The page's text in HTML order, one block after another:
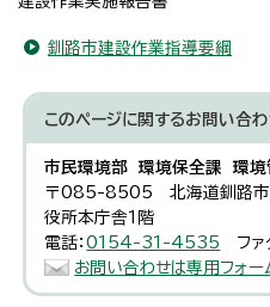
釧路市建設作業指導要綱
このページに関するお問い合
市民環境部 環境保全課 環境
〒085-8505 北海道釧路
役所本庁舎1階
電話：0154-31-4535
ファ
お問い合わせは専用フォー